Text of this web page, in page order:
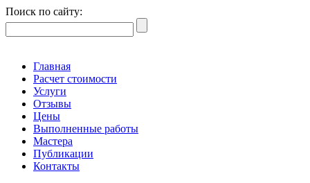
Поиск по сайту:
Главная
Расчет стоимости
Услуги
Отзывы
Цены
Выполненные работы
Мастера
Публикации
Контакты